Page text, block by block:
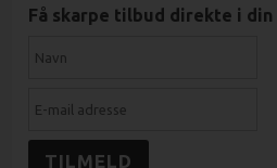
Få skarpe tilbud direkte i din